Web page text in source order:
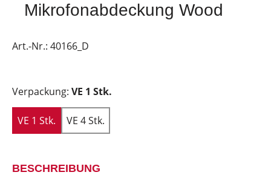
Mikrofonabdeckung Wood
Art.-Nr.: 40166_D
Verpackung: VE 1 Stk.
VE 1 Stk. VE 4 Stk.
BESCHREIBUNG